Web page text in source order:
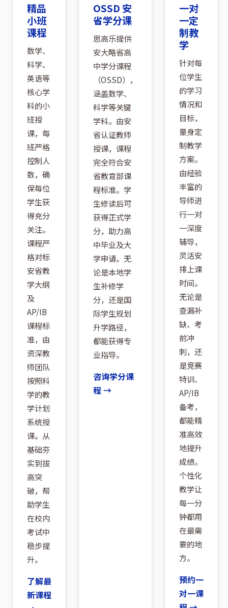
精品
小班
课程
数学、
科学、
英语等
核心学
科的小
班授
课，每
班严格
控制人
数，确
保每位
学生获
得充分
关注。
课程严
格对标
安省教
学大纲
及
AP/IB
课程标
准，由
资深教
师团队
按照科
学的教
学计划
系统授
课。从
基础夯
实到拔
高突
破，帮
助学生
在校内
考试中
稳步提
升。
了解最
新课程
OSSD 安
省学分课
思高乐提供
安大略省高
中学分课程
（OSSD），
涵盖数学、
科学等关键
学科。由安
省认证教师
授课，课程
完全符合安
省教育部课
程标准。学
生修读后可
获得正式学
分，助力高
中毕业及大
学申请。无
论是本地学
生补修学
分，还是国
际学生规划
升学路径，
都能获得专
业指导。
咨询学分课
程 →
一对
一定
制教
学
针对每
位学生
的学习
情况和
目标，
量身定
制教学
方案。
由经验
丰富的
导师进
行一对
一深度
辅导，
灵活安
排上课
时间。
无论是
查漏补
缺、考
前冲
刺，还
是竞赛
特训、
AP/IB
备考，
都能精
准高效
地提升
成绩。
个性化
教学让
每一分
钟都用
在最需
要的地
方。
预约一
对一课